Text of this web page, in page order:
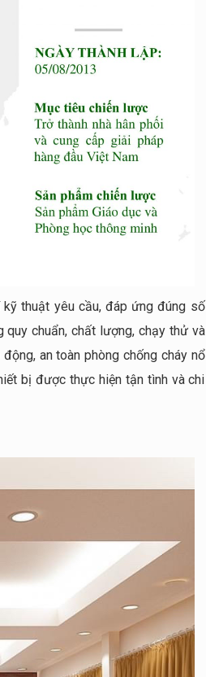
thuật yêu cầu, đáp ứng đúng số
chuẩn, chất lượng, chạy thử và
an toàn phòng chống cháy nổ
bị được thực hiện tận tình và chi